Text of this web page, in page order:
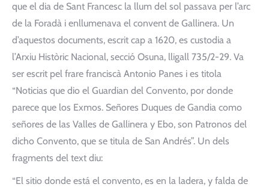
que el dia de Sant Francesc la llum del sol passava per l’arc
de la Foradà i enllumenava el convent de Gallinera. Un
d’aquestos documents, escrit cap a 1620, es custodia a
l’Arxiu Històric Nacional, secció Osuna, lligall 735/2-29. Va
ser escrit pel frare franciscà Antonio Panes i es titola
“Noticias que dio el Guardian del Convento, por donde
parece que los Exmos. Señores Duques de Gandia como
señores de las Valles de Gallinera y Ebo, son Patronos del
dicho Convento, que se titula de San Andrés”. Un dels
fragments del text diu:
“El sitio donde está el convento, es en la ladera, y falda de